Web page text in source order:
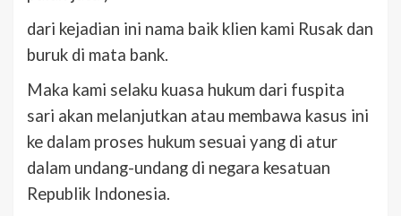
dari kejadian ini nama baik klien kami Rusak dan
buruk di mata bank.
Maka kami selaku kuasa hukum dari fuspita
sari akan melanjutkan atau membawa kasus ini
ke dalam proses hukum sesuai yang di atur
dalam undang-undang di negara kesatuan
Republik Indonesia.